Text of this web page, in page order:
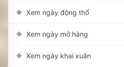
◆ Xem ngày động thổ
◆ Xem ngày mở hàng
◆ Xem ngày khai xuân